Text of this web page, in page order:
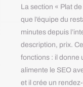
La section « Plat
que l’équipe du
minutes depuis
description, prix.
fonctions : il donne
alimente le SEO
et il crée un